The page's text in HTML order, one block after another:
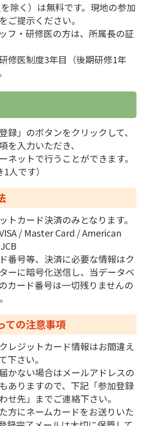
除く）は無料です。現地の参加
ご提示ください。
フ・研修医の方は、所属長の証
修医制度3年目（後期研修1年
録」のボタンをクリックして、
を入力いただき、
ネットで行うことができます。
人です）
トカード決済のみとなります。
/ Master Card / American
番号等、決済に必要な情報はク
ーに暗号化送信し、当データベ
カード番号は一切残りませんの
ての注意事項
レジットカード情報はお間違え
下さい。
かない場合はメールアドレスの
ありますので、下記「参加登録
せ先」までご連絡下さい。
方にネームカードをお送りいた